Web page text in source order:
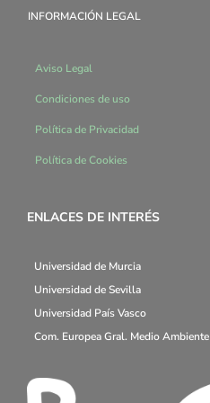
INFORMACIÓN LEGAL
Aviso Legal
Condiciones de uso
Política de Privacidad
Política de Cookies
ENLACES DE INTERÉS
Universidad de Murcia
Universidad de Sevilla
Universidad País Vasco
Com. Europea Gral. Medio Ambiente